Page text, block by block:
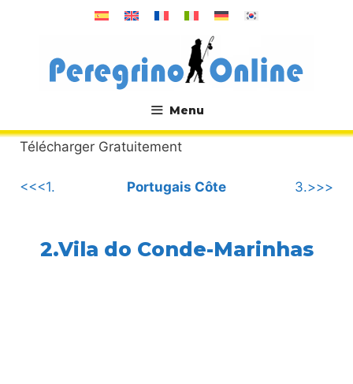
Menu
. Télécharger Gratuitement
<<<1. Portugais Côte 3.>>>
2.Vila do Conde-Marinhas